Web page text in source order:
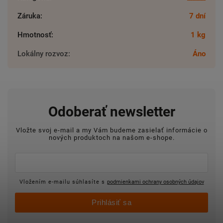
Záruka: 7 dní
Hmotnosť: 1 kg
Lokálny rozvoz: Áno
Odoberať newsletter
Vložte svoj e-mail a my Vám budeme zasielať informácie o
nových produktoch na našom e-shope.
Vložením e-mailu súhlasíte s podmienkami ochrany osobných údajov
Prihlásiť sa